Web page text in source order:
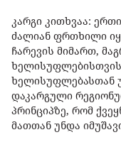
კარგი კითხვაა:
ძალიან ფრთხილი
ჩარევის მიმართ,
ხელისუფლებასთან
დაკარგული
პრინციპზე, რომ
მათთან უნდა